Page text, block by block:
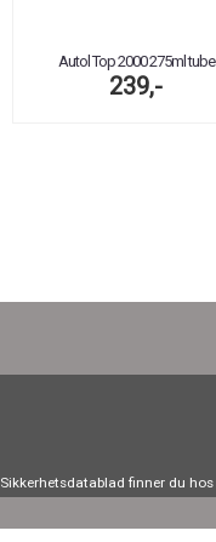
Autol Top 2000 275ml tube
239,-
Sikkerhetsdatablad finner du hos